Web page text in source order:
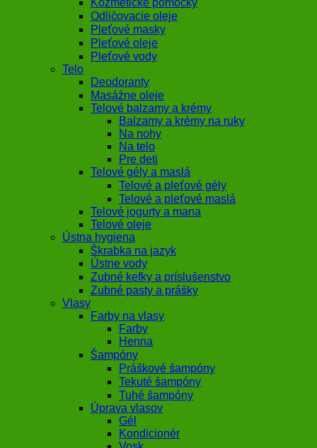
Kozmetické pomôcky
Odličovacie oleje
Pleťové masky
Pleťové oleje
Pleťové vody
Telo
Deodoranty
Masážne oleje
Telové balzamy a krémy
Balzamy a krémy na ruky
Na nohy
Na telo
Pre deti
Telové gély a maslá
Telové a pleťové gély
Telové a pleťové maslá
Telové jogurty a mana
Telové oleje
Ústna hygiena
Škrabka na jazyk
Ústne vody
Zubné kefky a príslušenstvo
Zubné pasty a prášky
Vlasy
Farby na vlasy
Farby
Henna
Šampóny
Práškové šampóny
Tekuté šampóny
Tuhé šampóny
Úprava vlasov
Gél
Kondicionér